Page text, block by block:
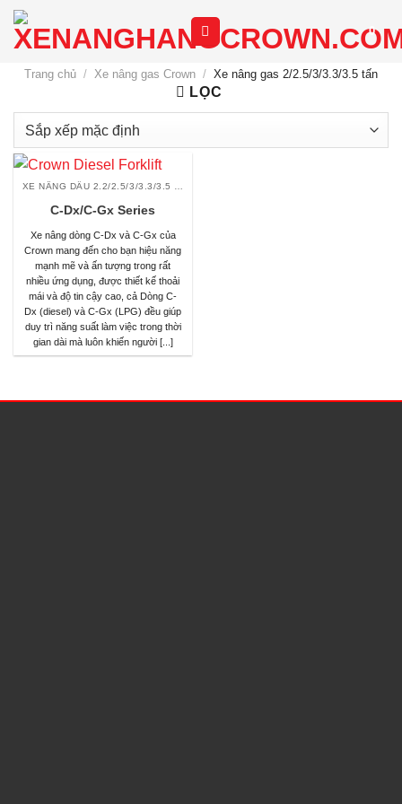
Chuyển
đến
dung
0
Trang chủ / Xe nâng gas Crown / Xe nâng gas 2/2.5/3/3.3/3.5 tấn
LỌC
XE NÂNG DẦU 2.2/2.5/3/3.3/3.5 TẤN
C-Dx/C-Gx Series
Xe nâng dòng C-Dx và C-Gx của
Crown mang đến cho bạn hiệu năng
mạnh mẽ và ấn tượng trong rất
nhiều ứng dụng, được thiết kế thoải
mái và độ tin cậy cao, cả Dòng C-
Dx (diesel) và C-Gx (LPG) đều giúp
duy trì năng suất làm việc trong thời
gian dài mà luôn khiến người [...]